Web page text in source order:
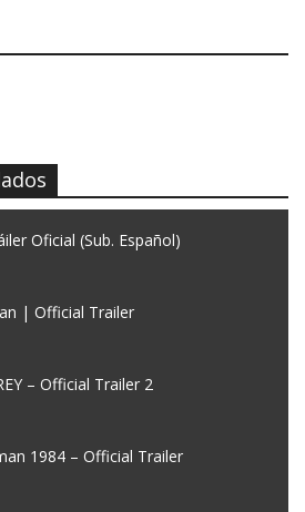
Oficial (Sub. Español)
| Official Trailer
– Official Trailer 2
1984 – Official Trailer